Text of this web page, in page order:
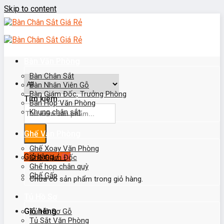
Skip to content
Tìm kiếm:
Giỏ hàng /0₫
Chưa có sản phẩm trong giỏ hàng.
Giỏ hàng
Bàn Chân Sắt
Bàn Nhân Viên Gỗ
Bàn Giám Đốc, Trưởng Phòng
Bàn Họp Văn Phòng
Khung chân sắt
Ghế Văn Phòng
Ghế Xoay Văn Phòng
Ghế Giám Đốc
Ghế họp chân quỳ
Ghế Gấp
Tủ Hồ Sơ Gỗ
Tủ Sắt Văn Phòng